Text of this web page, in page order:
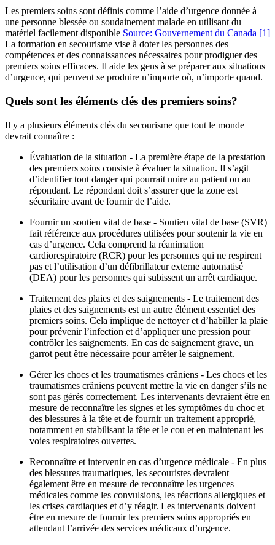
Les premiers soins sont définis comme l’aide d’urgence donnée à
une personne blessée ou soudainement malade en utilisant du
matériel facilement disponible Source: Gouvernement du Canada [1]
La formation en secourisme vise à doter les personnes des
compétences et des connaissances nécessaires pour prodiguer des
premiers soins efficaces. Il aide les gens à se préparer aux situations
d’urgence, qui peuvent se produire n’importe où, n’importe quand.
Quels sont les éléments clés des premiers soins?
Il y a plusieurs éléments clés du secourisme que tout le monde
devrait connaître :
Évaluation de la situation - La première étape de la prestation
des premiers soins consiste à évaluer la situation. Il s’agit
d’identifier tout danger qui pourrait nuire au patient ou au
répondant. Le répondant doit s’assurer que la zone est
sécuritaire avant de fournir de l’aide.
Fournir un soutien vital de base - Soutien vital de base (SVR)
fait référence aux procédures utilisées pour soutenir la vie en
cas d’urgence. Cela comprend la réanimation
cardiorespiratoire (RCR) pour les personnes qui ne respirent
pas et l’utilisation d’un défibrillateur externe automatisé
(DEA) pour les personnes qui subissent un arrêt cardiaque.
Traitement des plaies et des saignements - Le traitement des
plaies et des saignements est un autre élément essentiel des
premiers soins. Cela implique de nettoyer et d’habiller la plaie
pour prévenir l’infection et d’appliquer une pression pour
contrôler les saignements. En cas de saignement grave, un
garrot peut être nécessaire pour arrêter le saignement.
Gérer les chocs et les traumatismes crâniens - Les chocs et les
traumatismes crâniens peuvent mettre la vie en danger s’ils ne
sont pas gérés correctement. Les intervenants devraient être en
mesure de reconnaître les signes et les symptômes du choc et
des blessures à la tête et de fournir un traitement approprié,
notamment en stabilisant la tête et le cou et en maintenant les
voies respiratoires ouvertes.
Reconnaître et intervenir en cas d’urgence médicale - En plus
des blessures traumatiques, les secouristes devraient
également être en mesure de reconnaître les urgences
médicales comme les convulsions, les réactions allergiques et
les crises cardiaques et d’y réagir. Les intervenants doivent
être en mesure de fournir les premiers soins appropriés en
attendant l’arrivée des services médicaux d’urgence.